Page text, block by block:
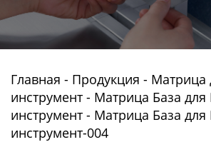
Главная - Продукция - Матрица
инструмент - Матрица База
инструмент - Матрица База
инструмент-004